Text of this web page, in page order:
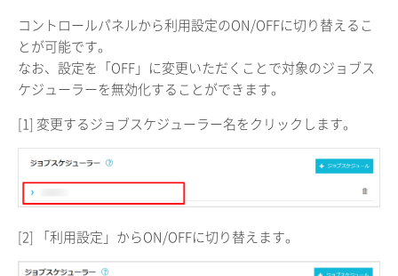
コントロールパネルから利用設定のON/OFFに切り替えるこ
とが可能です。
なお、設定を「OFF」に変更いただくことで対象のジョブス
ケジューラーを無効化することができます。
[1] 変更するジョブスケジューラー名をクリックします。
[2] 「利用設定」からON/OFFに切り替えます。